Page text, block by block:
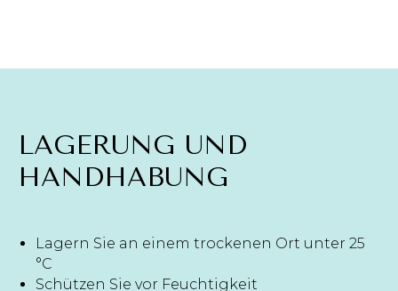
LAGERUNG UND
HANDHABUNG
Lagern Sie an einem trockenen Ort unter 25
°C
Schützen Sie vor Feuchtigkeit